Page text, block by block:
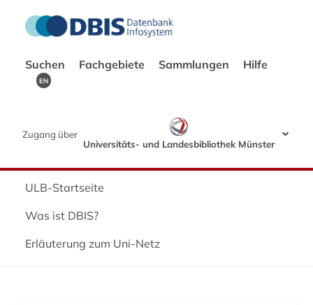
Suchen Fachgebiete Sammlungen Hilfe
EN
Zugang über
Universitäts- und Landesbibliothek Münster
ULB-Startseite
Was ist DBIS?
Erläuterung zum Uni-Netz